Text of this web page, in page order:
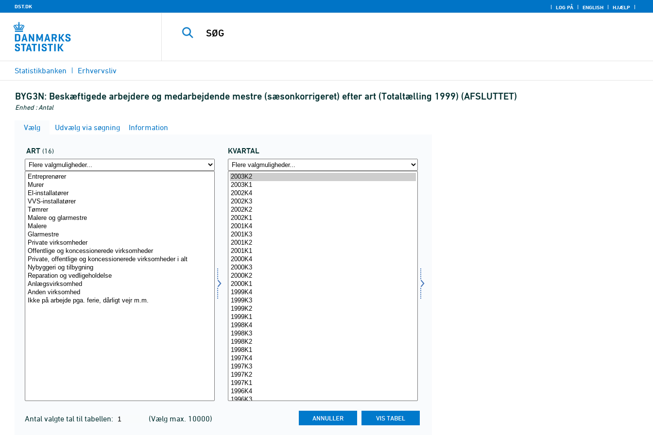
DST.DK LOG PÅ ENGLISH HJÆLP
Statistikbanken Erhvervsliv
BYG3N: Beskæftigede arbejdere og medarbejdende mestre (sæsonkorrigeret) efter art (Totaltælling 1999) (AFSLUTTET)
Enhed : Antal
Vælg Udvælg via søgning Information
ART (16) KVARTAL
Antal valgte tal til tabellen: (Vælg max. 10000)